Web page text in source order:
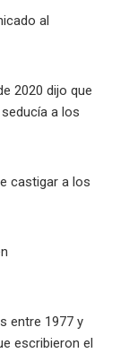
al
2020 dijo que
a los
castigar a los
entre 1977 y
escribieron el